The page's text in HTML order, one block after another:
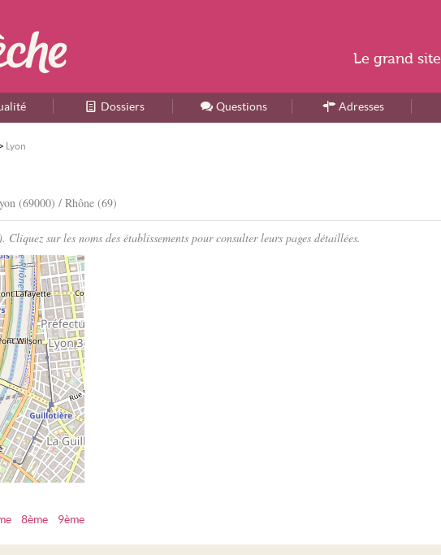
Accueil
Dossiers Questions Adresses
> Lyon
(69000) / Rhône (69)
sur les noms des établissements pour consulter leurs pages détaillées.
8ème 9ème
Le grand site